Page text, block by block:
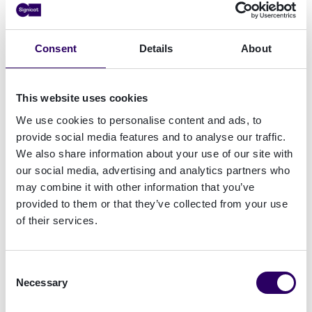
Consent Details About
This website uses cookies
We use cookies to personalise content and ads, to
provide social media features and to analyse our traffic.
We also share information about your use of our site with
our social media, advertising and analytics partners who
may combine it with other information that you’ve
provided to them or that they’ve collected from your use
of their services.
Selection
Necessary
bedreigingen.
Dit betekent onder andere dat het proces voor
het onboarden en identificeren van nieuwe
moet zijn. Signicat levert bedrijfskritische
diensten aan Europa's grootste bedrijven en
voldoet al aan de strengste normen voor ICT-
risicomanagement, incidentrapportage en
toezicht op diensten van derden, waaronder
ISO/IEC 27001 en SOC2.
AVG
daardoor niet minder relevant.
Mobiliteitsaanbieders verzamelen en verwerken